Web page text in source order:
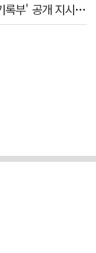
천하람 "李, 안규백 국방장관 '병적기록부' 공개 지시해야"